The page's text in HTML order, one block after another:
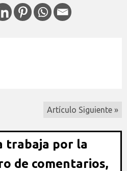
Artículo Siguiente »
trabaja por la
de comentarios,